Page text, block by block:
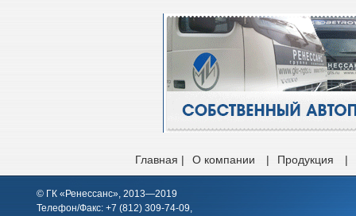
Главная | О компании | Продукция |
© ГК «Ренессанс», 2013—2019
Телефон/Факс: +7 (812) 309-74-09,